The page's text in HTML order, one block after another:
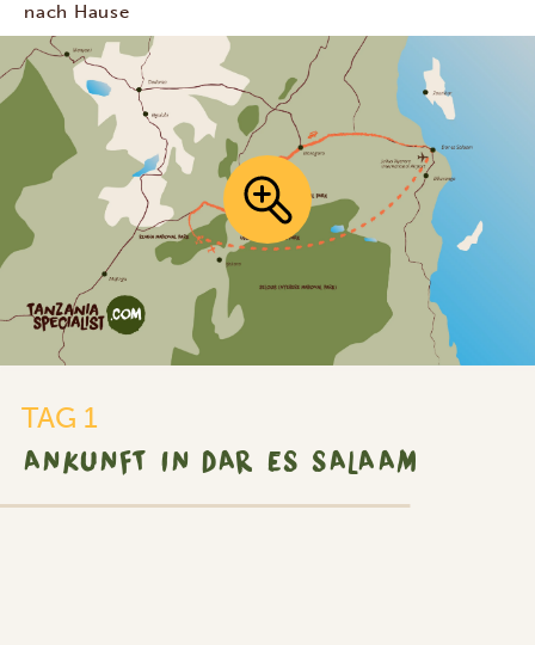
nach Hause
TAG 1
ANKUNFT IN DAR ES SALAAM